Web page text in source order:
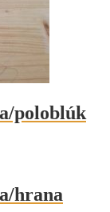
poloblúk
hrana